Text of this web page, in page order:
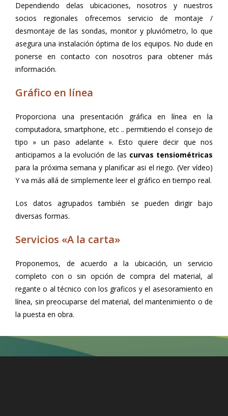
Dependiendo delas ubicaciones, nosotros y nuestros
socios regionales ofrecemos servicio de montaje /
desmontaje de las sondas, monitor y pluviómetro, lo que
asegura una instalación óptima de los equipos. No dude en
ponerse en contacto con nosotros para obtener más
información.
Gráfico en línea
Proporciona una presentación gráfica en línea en la
computadora, smartphone, etc .. permitiendo el consejo de
tipo » un paso adelante ». Esto quiere decir que nos
anticipamos a la evolución de las curvas tensiométricas
para la próxima semana y planificar asi el riego. (Ver vídeo)
Y va más allá de simplemente leer el gráfico en tiempo real.
Los datos agrupados también se pueden dirigir bajo
diversas formas.
Servicios «A la carta»
Proponemos, de acuerdo a la ubicación, un servicio
completo con o sin opción de compra del material, al
regante o al técnico con los graficos y el asesoramiento en
línea, sin preocuparse del material, del mantenimiento o de
la puesta en obra.